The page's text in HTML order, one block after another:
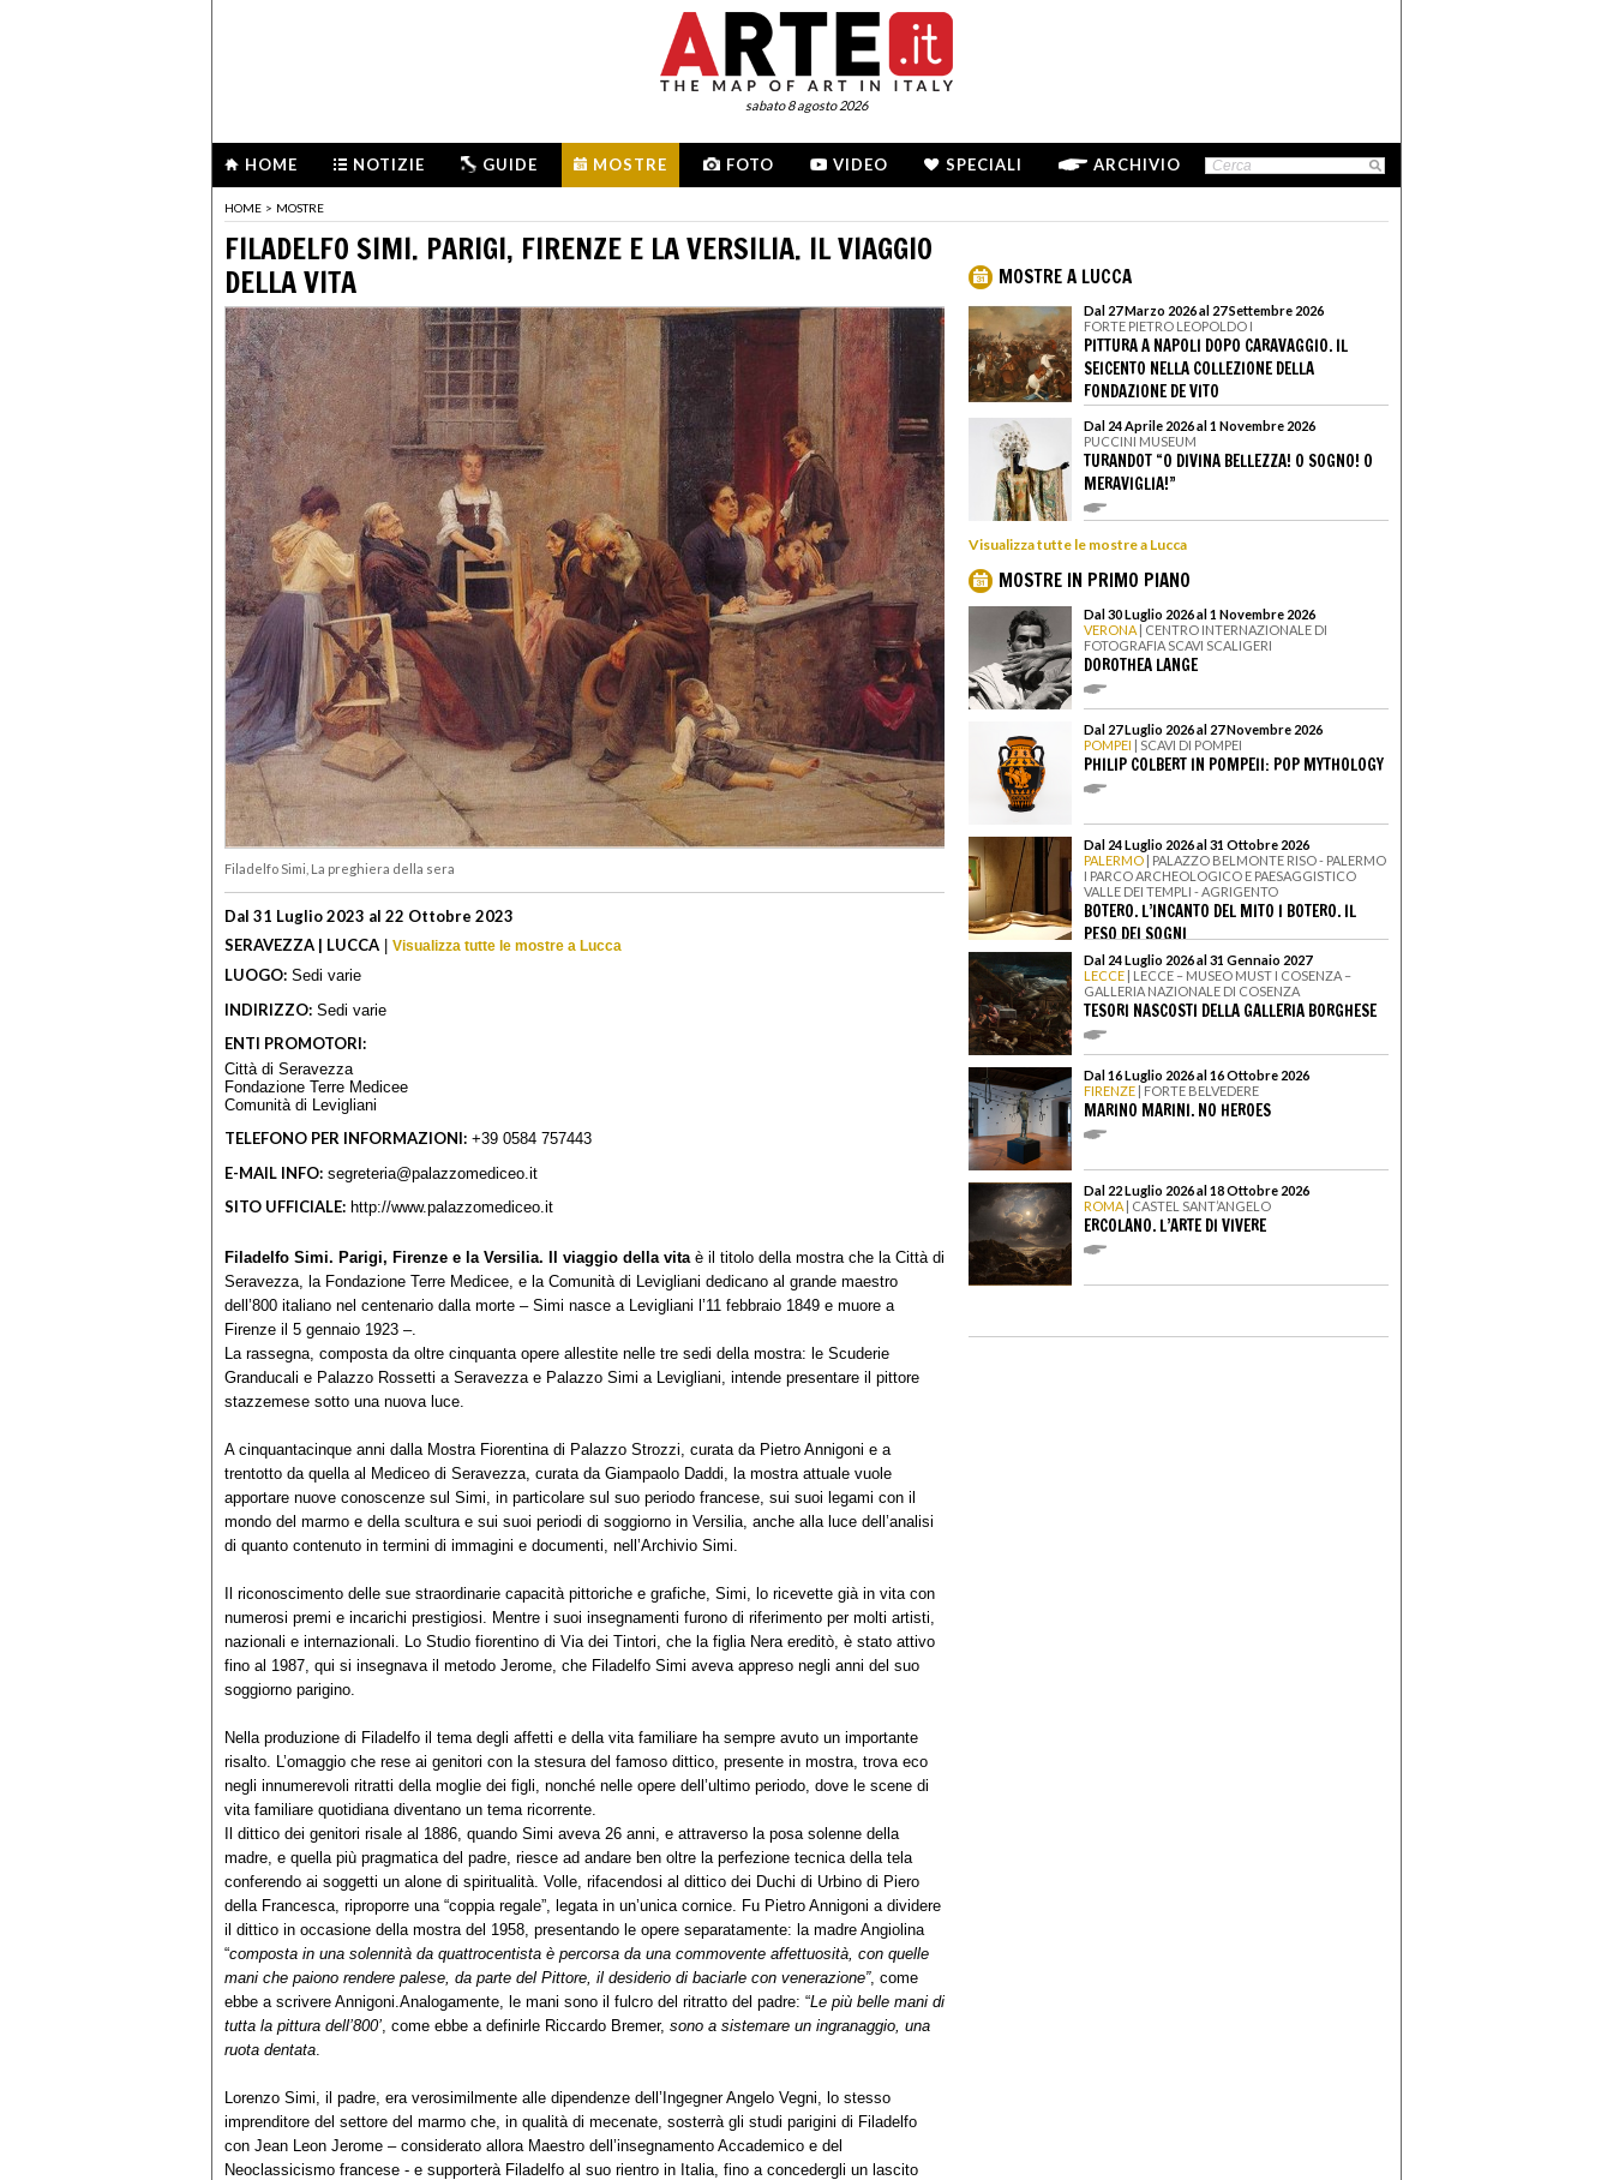
sabato 8 agosto 2026
HOME NOTIZIE GUIDE MOSTRE FOTO VIDEO SPECIALI ARCHIVIO
HOME > MOSTRE
FILADELFO SIMI. PARIGI, FIRENZE E LA VERSILIA. IL VIAGGIO
DELLA VITA
Filadelfo Simi, La preghiera della sera
Dal 31 Luglio 2023 al 22 Ottobre 2023
SERAVEZZA | LUCCA | Visualizza tutte le mostre a Lucca
LUOGO: Sedi varie
INDIRIZZO: Sedi varie
ENTI PROMOTORI:
Città di Seravezza
Fondazione Terre Medicee
Comunità di Levigliani
TELEFONO PER INFORMAZIONI: +39 0584 757443
E-MAIL INFO: segreteria@palazzomediceo.it
SITO UFFICIALE: http://www.palazzomediceo.it
Filadelfo Simi. Parigi, Firenze e la Versilia. Il viaggio della vita è il titolo della mostra che la Città di
Seravezza, la Fondazione Terre Medicee, e la Comunità di Levigliani dedicano al grande maestro
dell’800 italiano nel centenario dalla morte – Simi nasce a Levigliani l’11 febbraio 1849 e muore a
Firenze il 5 gennaio 1923 –.
La rassegna, composta da oltre cinquanta opere allestite nelle tre sedi della mostra: le Scuderie
Granducali e Palazzo Rossetti a Seravezza e Palazzo Simi a Levigliani, intende presentare il pittore
stazzemese sotto una nuova luce.
A cinquantacinque anni dalla Mostra Fiorentina di Palazzo Strozzi, curata da Pietro Annigoni e a
trentotto da quella al Mediceo di Seravezza, curata da Giampaolo Daddi, la mostra attuale vuole
apportare nuove conoscenze sul Simi, in particolare sul suo periodo francese, sui suoi legami con il
mondo del marmo e della scultura e sui suoi periodi di soggiorno in Versilia, anche alla luce dell’analisi
di quanto contenuto in termini di immagini e documenti, nell’Archivio Simi.
Il riconoscimento delle sue straordinarie capacità pittoriche e grafiche, Simi, lo ricevette già in vita con
numerosi premi e incarichi prestigiosi. Mentre i suoi insegnamenti furono di riferimento per molti artisti,
nazionali e internazionali. Lo Studio fiorentino di Via dei Tintori, che la figlia Nera ereditò, è stato attivo
fino al 1987, qui si insegnava il metodo Jerome, che Filadelfo Simi aveva appreso negli anni del suo
soggiorno parigino.
Nella produzione di Filadelfo il tema degli affetti e della vita familiare ha sempre avuto un importante
risalto. L’omaggio che rese ai genitori con la stesura del famoso dittico, presente in mostra, trova eco
negli innumerevoli ritratti della moglie dei figli, nonché nelle opere dell’ultimo periodo, dove le scene di
vita familiare quotidiana diventano un tema ricorrente.
Il dittico dei genitori risale al 1886, quando Simi aveva 26 anni, e attraverso la posa solenne della
madre, e quella più pragmatica del padre, riesce ad andare ben oltre la perfezione tecnica della tela
conferendo ai soggetti un alone di spiritualità. Volle, rifacendosi al dittico dei Duchi di Urbino di Piero
della Francesca, riproporre una “coppia regale”, legata in un’unica cornice. Fu Pietro Annigoni a dividere
il dittico in occasione della mostra del 1958, presentando le opere separatamente: la madre Angiolina
“composta in una solennità da quattrocentista è percorsa da una commovente affettuosità, con quelle
mani che paiono rendere palese, da parte del Pittore, il desiderio di baciarle con venerazione”, come
ebbe a scrivere Annigoni.Analogamente, le mani sono il fulcro del ritratto del padre: “Le più belle mani di
tutta la pittura dell’800’ , come ebbe a definirle Riccardo Bremer, sono a sistemare un ingranaggio, una
ruota dentata
Lorenzo Simi, il padre, era verosimilmente alle dipendenze dell’Ingegner Angelo Vegni, lo stesso
imprenditore del settore del marmo che, in qualità di mecenate, sosterrà gli studi parigini di Filadelfo
con Jean Leon Jerome – considerato allora Maestro dell’insegnamento Accademico e del
Neoclassicismo francese - e supporterà Filadelfo al suo rientro in Italia, fino a concedergli un lascito
MOSTRE A LUCCA
Dal 27 Marzo 2026 al 27 Settembre 2026
FORTE PIETRO LEOPOLDO I
PITTURA A NAPOLI DOPO CARAVAGGIO. IL
SEICENTO NELLA COLLEZIONE DELLA
FONDAZIONE DE VITO
Dal 24 Aprile 2026 al 1 Novembre 2026
PUCCINI MUSEUM
TURANDOT “O DIVINA BELLEZZA! O SOGNO! O
MERAVIGLIA!”
Visualizza tutte le mostre a Lucca
MOSTRE IN PRIMO PIANO
Dal 30 Luglio 2026 al 1 Novembre 2026
VERONA | CENTRO INTERNAZIONALE DI
FOTOGRAFIA SCAVI SCALIGERI
DOROTHEA LANGE
Dal 27 Luglio 2026 al 27 Novembre 2026
POMPEI | SCAVI DI POMPEI
PHILIP COLBERT IN POMPEII: POP MYTHOLOGY
Dal 24 Luglio 2026 al 31 Ottobre 2026
PALERMO | PALAZZO BELMONTE RISO - PALERMO
I PARCO ARCHEOLOGICO E PAESAGGISTICO
VALLE DEI TEMPLI - AGRIGENTO
BOTERO. L’INCANTO DEL MITO I BOTERO. IL
PESO DEI SOGNI
Dal 24 Luglio 2026 al 31 Gennaio 2027
LECCE | LECCE – MUSEO MUST I COSENZA –
GALLERIA NAZIONALE DI COSENZA
TESORI NASCOSTI DELLA GALLERIA BORGHESE
Dal 16 Luglio 2026 al 16 Ottobre 2026
FIRENZE | FORTE BELVEDERE
MARINO MARINI. NO HEROES
Dal 22 Luglio 2026 al 18 Ottobre 2026
ROMA | CASTEL SANT’ANGELO
ERCOLANO. L’ARTE DI VIVERE